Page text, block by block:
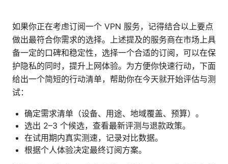
如果你正在考虑订阅一个 VPN 服务，记得结合以上要点
做出最符合你需求的选择。上述提及的服务商在市场上具
备一定的口碑和稳定性，选择一个合适的订阅，可以在保
护隐私的同时，提升上网体验。为方便你快速行动，下面
给出一个简短的行动清单，帮助你在今天就开始评估与测
试：
确定需求清单（设备、用途、地域覆盖、预算）。
选出 2–3 个候选，查看最新评测与退款政策。
在试用期内真实测速，记录对比数据。
根据个人体验决定最终订阅方案。